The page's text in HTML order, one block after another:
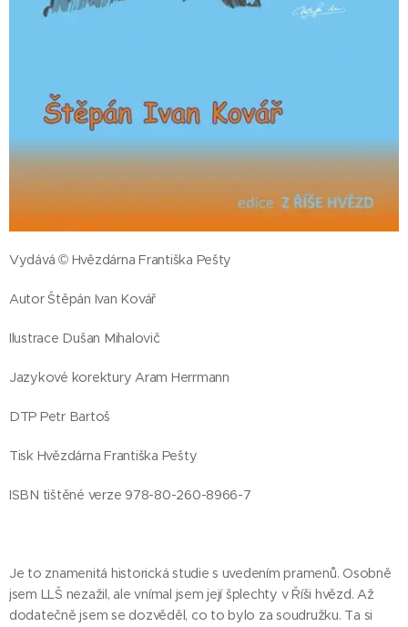
Vydává © Hvězdárna Františka Pešty
Autor Štěpán Ivan Kovář
Ilustrace Dušan Mihalovič
Jazykové korektury Aram Herrmann
DTP Petr Bartoš
Tisk Hvězdárna Františka Pešty
ISBN tištěné verze 978-80-260-8966-7
Je to znamenitá historická studie s uvedením pramenů. Osobně
jsem LLŠ nezažil, ale vnímal jsem její šplechty v Říši hvězd. Až
dodatečně jsem se dozvěděl, co to bylo za soudružku. Ta si